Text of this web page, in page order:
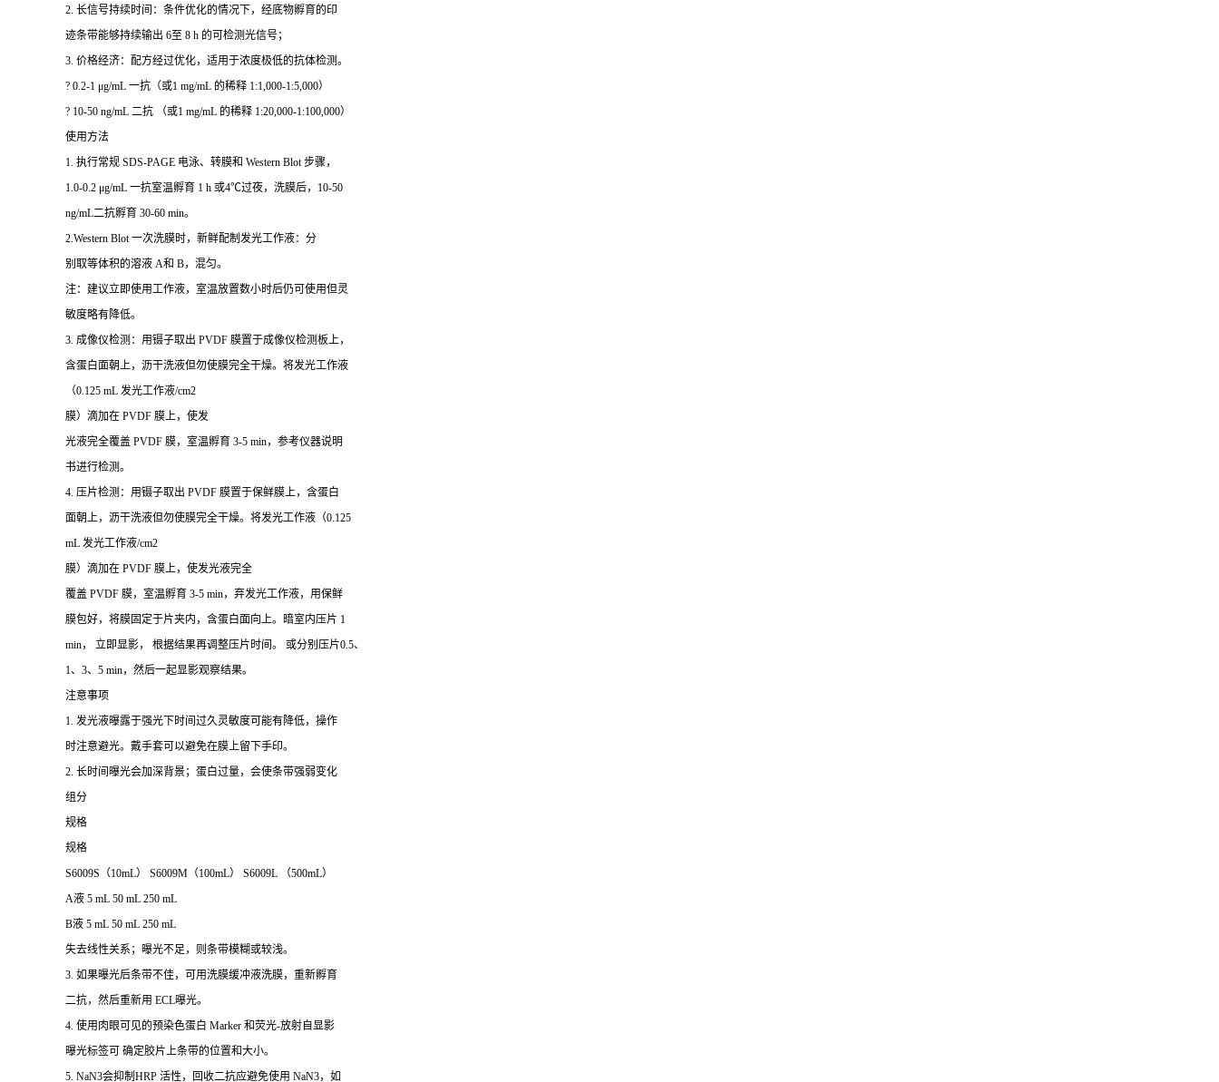
2. 长信号持续时间：条件优化的情况下，经底物孵育的印
迹条带能够持续输出 6至 8 h 的可检测光信号；
3. 价格经济：配方经过优化，适用于浓度极低的抗体检测。
? 0.2-1 μg/mL 一抗（或1 mg/mL 的稀释 1:1,000-1:5,000）
? 10-50 ng/mL 二抗 （或1 mg/mL 的稀释 1:20,000-1:100,000）
使用方法
1. 执行常规 SDS-PAGE 电泳、转膜和 Western Blot 步骤，
1.0-0.2 μg/mL 一抗室温孵育 1 h 或4℃过夜，洗膜后，10-50
ng/mL二抗孵育 30-60 min。
2.Western Blot 一次洗膜时，新鲜配制发光工作液：分
别取等体积的溶液 A和 B，混匀。
注：建议立即使用工作液，室温放置数小时后仍可使用但灵
敏度略有降低。
3. 成像仪检测：用镊子取出 PVDF 膜置于成像仪检测板上，
含蛋白面朝上，沥干洗液但勿使膜完全干燥。将发光工作液
（0.125 mL 发光工作液/cm2
膜）滴加在 PVDF 膜上，使发
光液完全覆盖 PVDF 膜，室温孵育 3-5 min，参考仪器说明
书进行检测。
4. 压片检测：用镊子取出 PVDF 膜置于保鲜膜上，含蛋白
面朝上，沥干洗液但勿使膜完全干燥。将发光工作液（0.125
mL 发光工作液/cm2
膜）滴加在 PVDF 膜上，使发光液完全
覆盖 PVDF 膜，室温孵育 3-5 min，弃发光工作液，用保鲜
膜包好，将膜固定于片夹内，含蛋白面向上。暗室内压片 1
min， 立即显影， 根据结果再调整压片时间。 或分别压片0.5、
1、3、5 min，然后一起显影观察结果。
注意事项
1. 发光液曝露于强光下时间过久灵敏度可能有降低，操作
时注意避光。戴手套可以避免在膜上留下手印。
2. 长时间曝光会加深背景；蛋白过量，会使条带强弱变化
组分
规格
规格
S6009S（10mL） S6009M（100mL） S6009L （500mL）
A液 5 mL 50 mL 250 mL
B液 5 mL 50 mL 250 mL
失去线性关系；曝光不足，则条带模糊或较浅。
3. 如果曝光后条带不佳，可用洗膜缓冲液洗膜，重新孵育
二抗，然后重新用 ECL曝光。
4. 使用肉眼可见的预染色蛋白 Marker 和荧光-放射自显影
曝光标签可 确定胶片上条带的位置和大小。
5. NaN3会抑制HRP 活性，回收二抗应避免使用 NaN3，如